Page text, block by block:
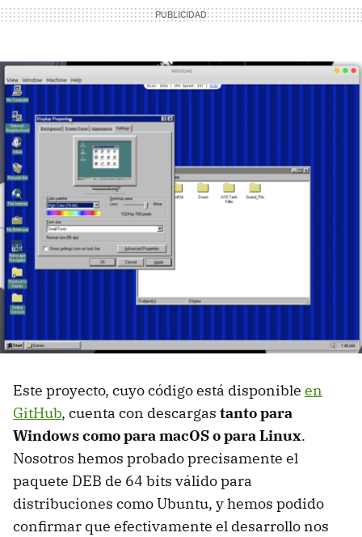
Este proyecto, cuyo código está disponible en
GitHub, cuenta con descargas tanto para
Windows como para macOS o para Linux.
Nosotros hemos probado precisamente el
paquete DEB de 64 bits válido para
distribuciones como Ubuntu, y hemos podido
confirmar que efectivamente el desarrollo nos